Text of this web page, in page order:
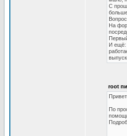
С
На
И ещё:
root
По